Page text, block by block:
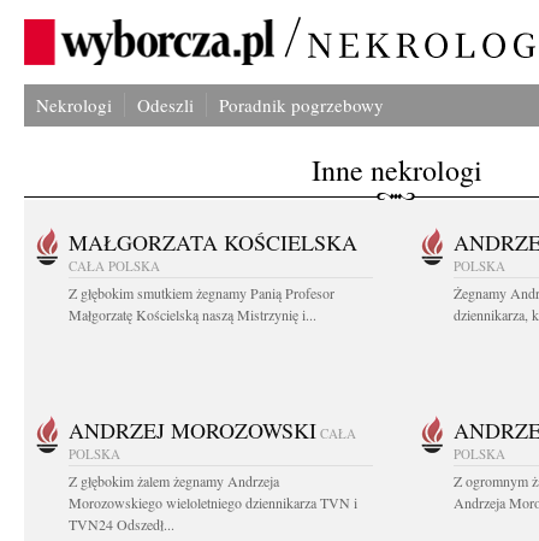
Nekrologi Odeszli Poradnik pogrzebowy
Inne nekrologi
MAŁGORZATA KOŚCIELSKA
CAŁA POLSKA
Z głębokim smutkiem żegnamy Panią Profesor
Małgorzatę Kościelską naszą Mistrzynię i...
POLSKA
Żegnamy
dziennikarza,
ANDRZEJ MOROZOWSKI CAŁA
POLSKA
Z głębokim żalem żegnamy Andrzeja
Morozowskiego wieloletniego dziennikarza TVN i
TVN24 Odszedł...
POLSKA
Z ogromnym
Andrzeja